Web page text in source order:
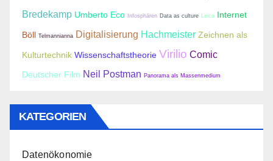
Bredekamp Umberto Eco Infosphären Data as culture Leica Internet
Böll Telmannianna Digitalisierung Hachmeister Zeichnen als
Kulturtechnik Wissenschaftstheorie Virilio Comic
Deutscher Film Neil Postman Panorama als Massenmedium
KATEGORIEN
Datenökonomie